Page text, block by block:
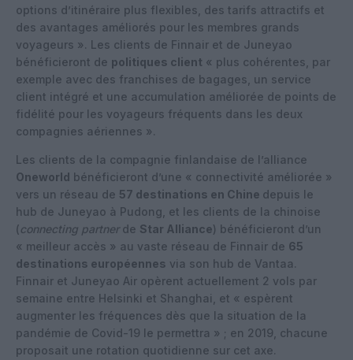
options d’itinéraire plus flexibles, des tarifs attractifs et
des avantages améliorés pour les membres grands
voyageurs ». Les clients de Finnair et de Juneyao
bénéficieront de politiques client « plus cohérentes, par
exemple avec des franchises de bagages, un service
client intégré et une accumulation améliorée de points de
fidélité pour les voyageurs fréquents dans les deux
compagnies aériennes ».
Les clients de la compagnie finlandaise de l’alliance
Oneworld bénéficieront d’une « connectivité améliorée »
vers un réseau de 57 destinations en Chine depuis le
hub de Juneyao à Pudong, et les clients de la chinoise
(connecting partnerde Star Alliance) bénéficieront d’un
« meilleur accès » au vaste réseau de Finnair de 65
destinations européennes via son hub de Vantaa.
Finnair et Juneyao Air opèrent actuellement 2 vols par
semaine entre Helsinki et Shanghai, et « espèrent
augmenter les fréquences dès que la situation de la
pandémie de Covid-19 le permettra » ; en 2019, chacune
proposait une rotation quotidienne sur cet axe.